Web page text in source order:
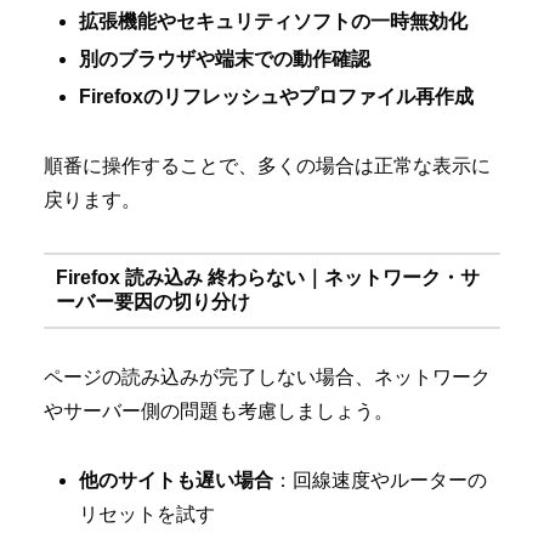
拡張機能やセキュリティソフトの一時無効化
別のブラウザや端末での動作確認
Firefoxのリフレッシュやプロファイル再作成
順番に操作することで、多くの場合は正常な表示に
戻ります。
Firefox 読み込み 終わらない｜ネットワーク・サ
ーバー要因の切り分け
ページの読み込みが完了しない場合、ネットワーク
やサーバー側の問題も考慮しましょう。
他のサイトも遅い場合 ：回線速度やルーターの
リセットを試す